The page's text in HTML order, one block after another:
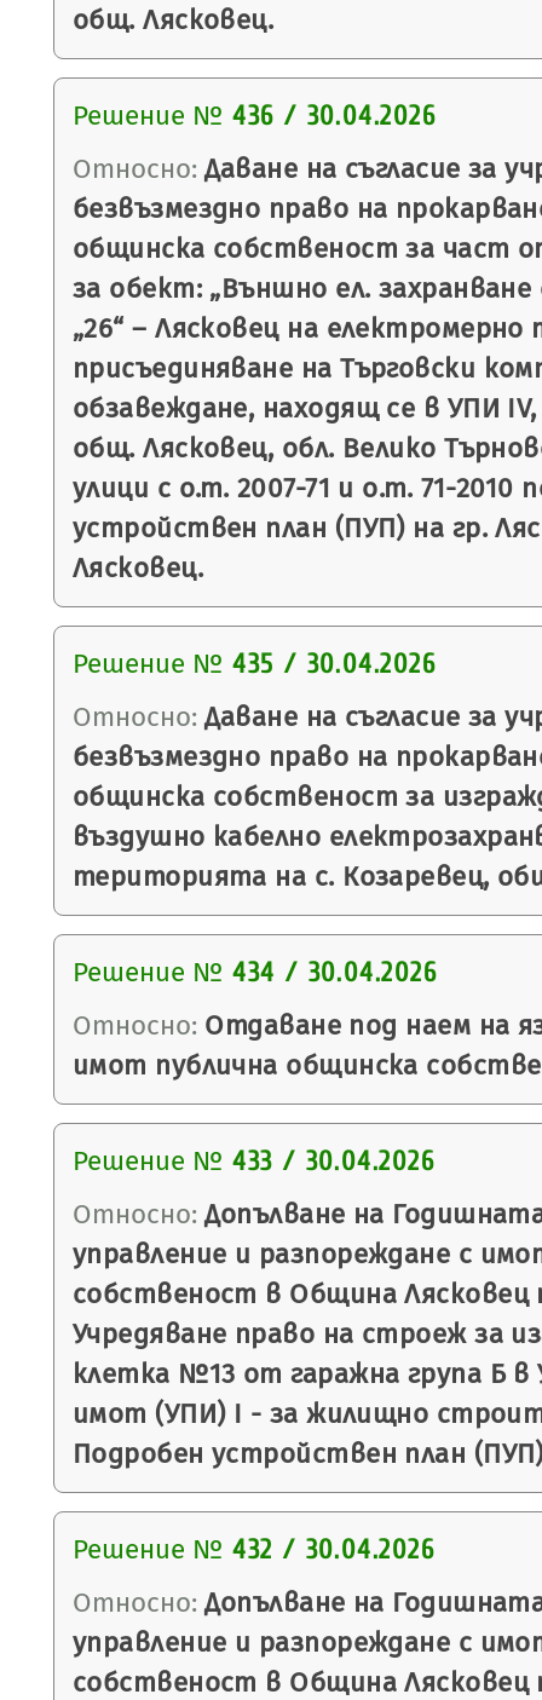
общ. Лясковец.
Решение № 436 / 30.04.2026
Относно: Даване на съгласие за
безвъзмездно право на
общинска собственост за част
за обект: „Външно ел.
„26“ – Лясковец на електромерно
присъединяване на Търговски
обзавеждане, находящ се в УПИ IV,
общ. Лясковец, обл. Велико
улици с о.т. 2007-71 и о.т. 71-2010
устройствен план (ПУП) на гр.
Лясковец.
Решение № 435 / 30.04.2026
Относно: Даване на съгласие за
безвъзмездно право на
общинска собственост за
въздушно кабелно
територията на с. Козаревец,
Решение № 434 / 30.04.2026
Относно: Отдаване под наем на
имот публична общинска
Решение № 433 / 30.04.2026
Относно: Допълване на
управление и разпореждане с
собственост в Община Лясковец
Учредяване право на строеж за
клетка №13 от гаражна група Б в
имот (УПИ) I - за жилищно
Подробен устройствен план
Решение № 432 / 30.04.2026
Относно: Допълване на
управление и разпореждане с
собственост в Община Лясковец